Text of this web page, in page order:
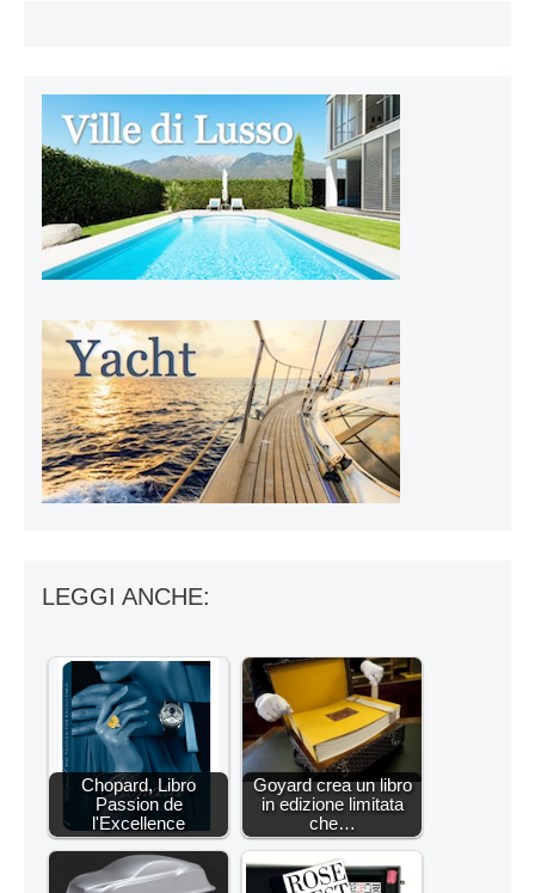
LEGGI ANCHE:
Chopard, Libro
Passion de
l'Excellence
Goyard crea un libro
in edizione limitata
che…